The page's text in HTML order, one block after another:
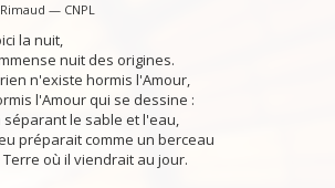
— CNPL
la nuit,
nuit des origines.
n'existe hormis l'Amour,
l'Amour qui se dessine :
séparant le sable et l'eau,
préparait comme un berceau
Terre où il viendrait au jour.